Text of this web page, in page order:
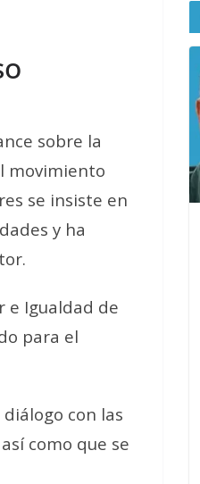
sobre la
movimiento
se insiste en
y ha
e Igualdad de
para el
con las
como que se